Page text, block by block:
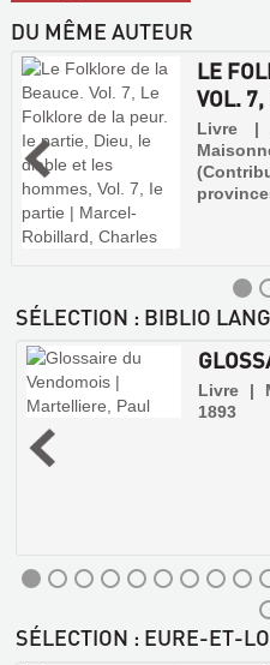
DU MÊME AUTEUR
LE
VOL.
Livre |
SÉLECTION : BIBLIO
Livre |
1893
SÉLECTION : EURE-ET-